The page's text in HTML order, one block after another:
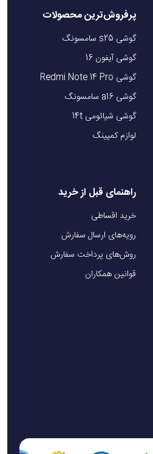
پرفروش‌ترین محصولات
گوشی s25 سامسونگ
گوشی آیفون 16
گوشی Redmi Note 14 Pro
گوشی a16 سامسونگ
گوشی شیائومی 14t
لوازم کمپینگ
راهنمای قبل از خرید
خرید اقساطی
رویه‌های ارسال سفارش
روش‌های پرداخت سفارش
قوانین همکاران